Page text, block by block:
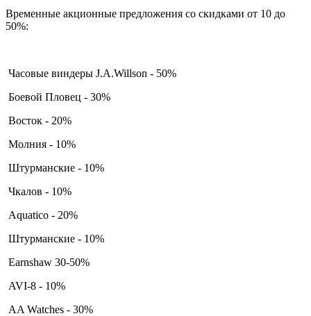
Временные акционные предложения со скидками от 10 до
50%:
Часовые виндеры J.A.Willson - 50%
Боевой Пловец - 30%
Восток - 20%
Молния - 10%
Штурманские - 10%
Чкалов - 10%
Aquatico - 20%
Штурманские - 10%
Earnshaw 30-50%
AVI-8 - 10%
AA Watches - 30%